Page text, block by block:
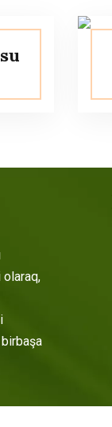
olaraq,